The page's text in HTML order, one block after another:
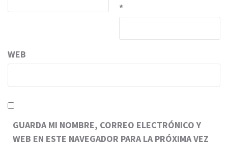
*
WEB
GUARDA MI NOMBRE, CORREO ELECTRÓNICO Y
WEB EN ESTE NAVEGADOR PARA LA PRÓXIMA VEZ